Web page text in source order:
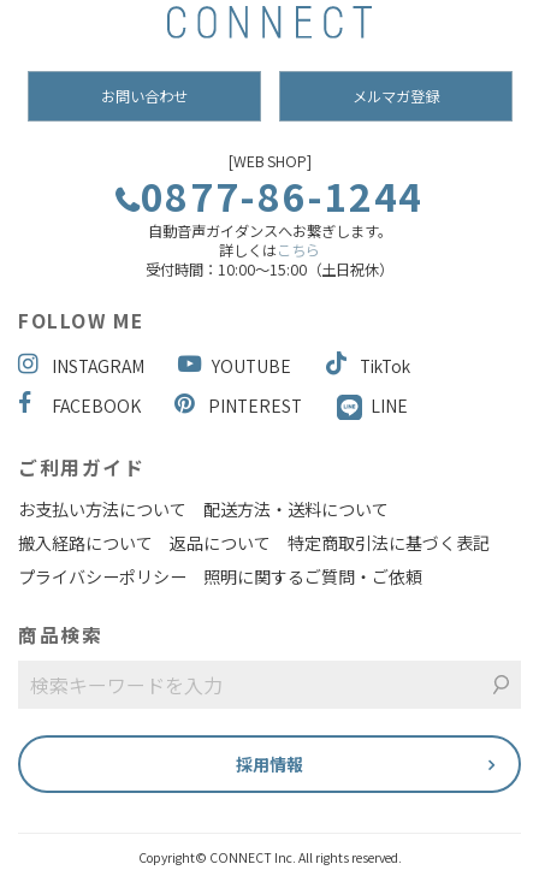
お問い合わせ メルマガ登録
[WEB SHOP]
0877-86-1244
自動音声ガイダンスへお繋ぎします。
詳しくはこちら
受付時間：10:00～15:00（土日祝休）
FOLLOW ME
INSTAGRAM YOUTUBE
TikTok
FACEBOOK
PINTEREST LINE
ご利用ガイド
お支払い方法について
配送方法・送料について
搬入経路について
返品について
特定商取引法に基づく表記
プライバシーポリシー
照明に関するご質問・ご依頼
商品検索
採用情報
Copyright© CONNECT Inc. All rights reserved.